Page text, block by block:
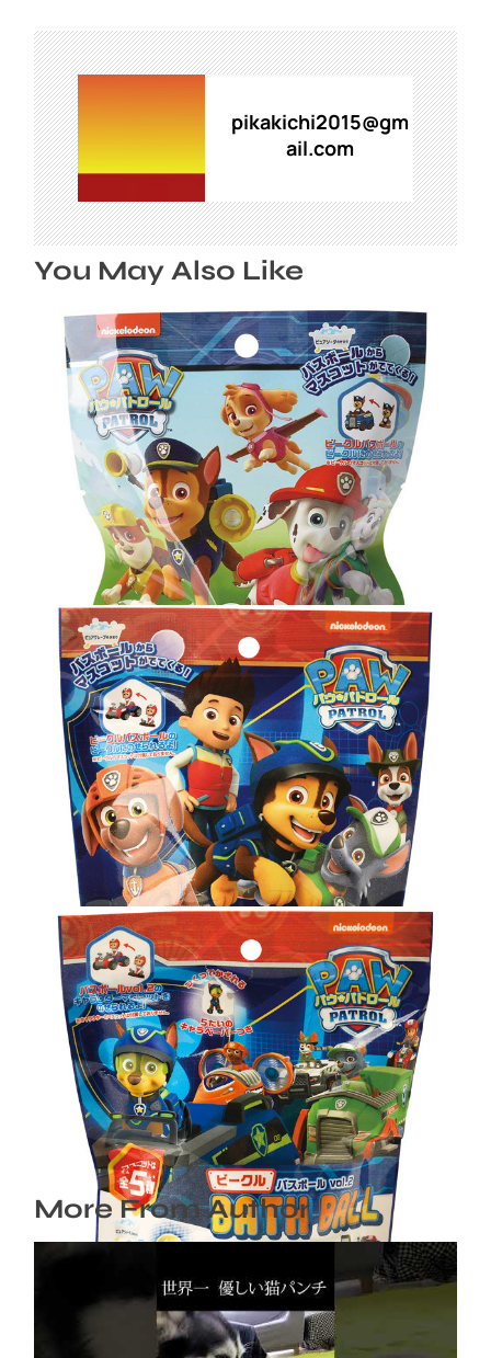
ゲ
ー
シ
ョ
ン
pikakichi2015@gm
ail.com
You May Also Like
パウ・パトロール バスボール vol.1
2024年2月25日
パウ・パトロール バスボール vol.2
2024年2月24日
パウ・パトロール ビークル バスボール vol.2
2024年2月24日
More From Author